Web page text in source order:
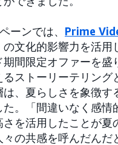
ーンでは、 Prime
の文化的影響力を活用
間限定オファーを盛
ストーリーテリング
、夏らしさを象徴す
た。「間違いなく感情
を活用したことが夏
々の共感を呼んだんだ